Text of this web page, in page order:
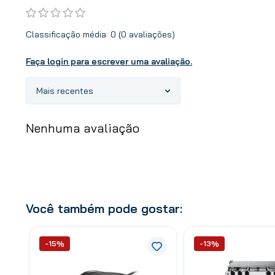
Classificação média: 0 (0 avaliações)
Faça login para escrever uma avaliação.
Mais recentes
Nenhuma avaliação
Você também pode gostar:
-15% -13%